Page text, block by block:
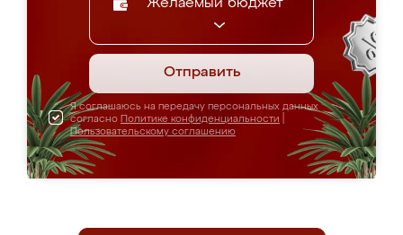
Желаемый бюджет
Отправить
Я соглашаюсь на передачу персональных данных
согласно Политике конфиденциальности
Пользовательскому соглашению